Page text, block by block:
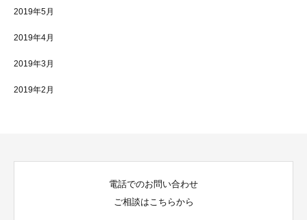
2019年5月
2019年4月
2019年3月
2019年2月
電話でのお問い合わせ
ご相談はこちらから